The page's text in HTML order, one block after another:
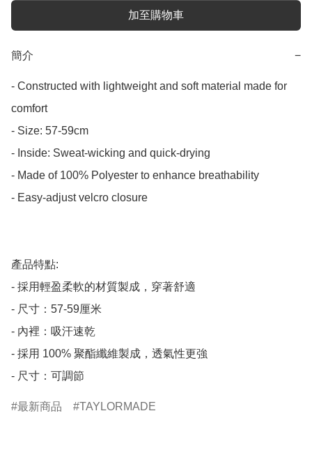
加至購物車
簡介 −
- Constructed with lightweight and soft material made for
comfort
- Size: 57-59cm
- Inside: Sweat-wicking and quick-drying
- Made of 100% Polyester to enhance breathability
- Easy-adjust velcro closure
產品特點:
- 採用輕盈柔軟的材質製成，穿著舒適
- 尺寸：57-59厘米
- 內裡：吸汗速乾
- 採用 100% 聚酯纖維製成，透氣性更強
- 尺寸：可調節
最新商品 TAYLORMADE